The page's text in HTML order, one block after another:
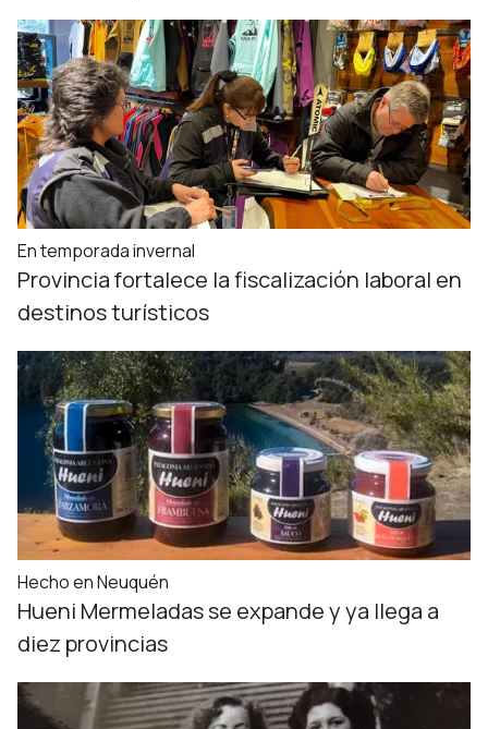
En temporada invernal
Provincia fortalece la fiscalización laboral en
destinos turísticos
Hecho en Neuquén
Hueni Mermeladas se expande y ya llega a
diez provincias